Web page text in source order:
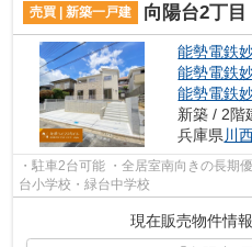
売買 | 新築一戸建 向陽台2丁目
能勢電鉄
能勢電鉄
能勢電鉄
新築 / 2階
兵庫県 川
・駐車2台可能 ・全居室南向きの長期
台小学校・緑台中学校
現在販売物件情